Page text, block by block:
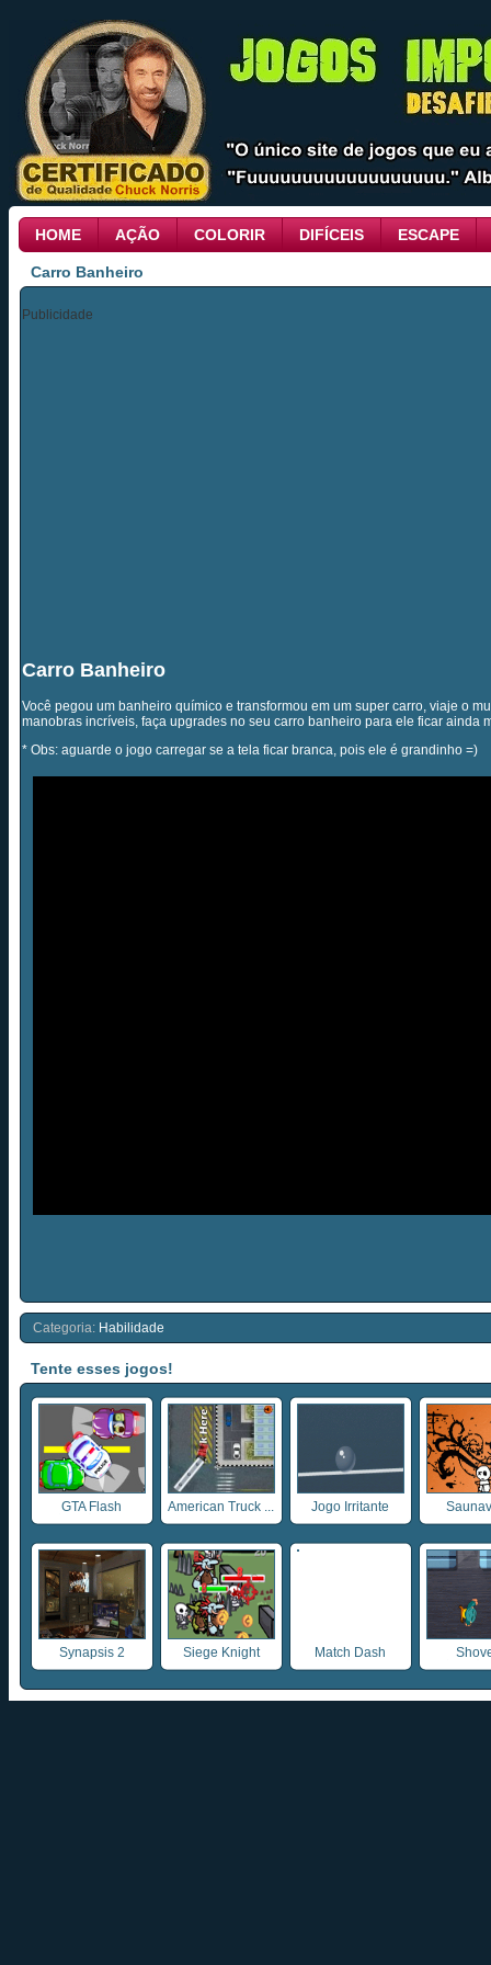
HOME AÇÃO COLORIR DIFÍCEIS ESCAPE
Carro Banheiro
Publicidade
Carro Banheiro
Você pegou um banheiro químico e transformou em um super carro, viaje o
manobras incríveis, faça upgrades no seu carro banheiro para ele ficar ainda
* Obs: aguarde o jogo carregar se a tela ficar branca, pois ele é grandinho =)
Categoria: Habilidade
Tente esses jogos!
GTA Flash American Truck ... Jogo Irritante
Synapsis 2 Siege Knight Match Dash